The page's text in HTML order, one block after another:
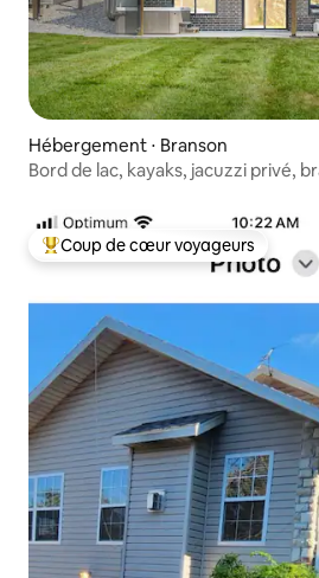
Hébergement ⋅ Branson
Bord de lac, kayaks, jacuzzi privé,
Coups de cœur voyageurs les plus
Coup de cœur voyageurs